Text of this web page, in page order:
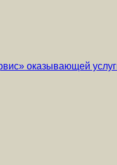
оказывающей